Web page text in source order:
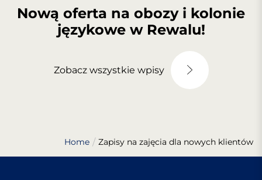
Nową oferta na obozy i kolonie
językowe w Rewalu!
Zobacz wszystkie wpisy
Home Zapisy na zajęcia dla nowych klientów